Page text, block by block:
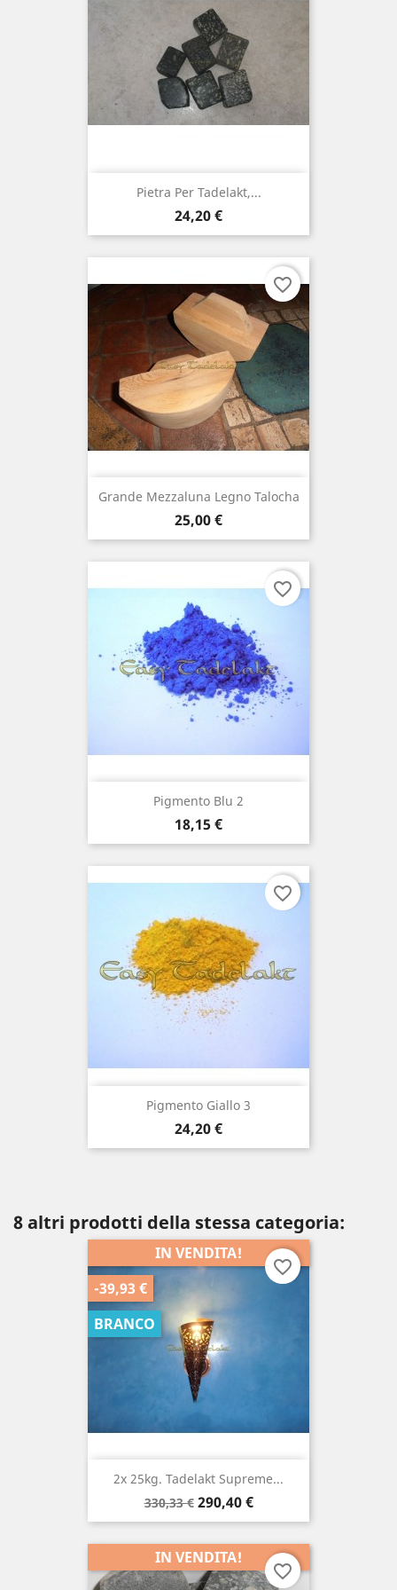
Pietra Per Tadelakt,...
Prezzo
24,20 €
Grande Mezzaluna Legno Talocha
Prezzo
25,00 €
favorite_border
Pigmento Blu 2
Prezzo
18,15 €
favorite_border
Pigmento Giallo 3
Prezzo
24,20 €
favorite_border
8 altri prodotti della stessa categoria:
2x 25kg. Tadelakt Supreme...
Prezzo
di
330,33 € Prezzo
290,40 €
IN VENDITA!
-39,93 €
BRANCO
favorite_border
IN VENDITA!
favorite_border